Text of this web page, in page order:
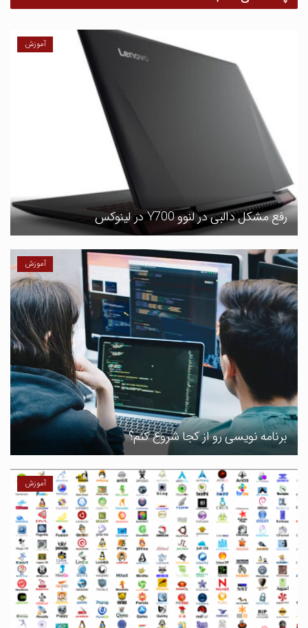
آموزش
رفع مشکل دالبی در لنوو Y700 در لینوکس
آموزش
برنامه نویسی رو از کجا شروع کنم؟
آموزش